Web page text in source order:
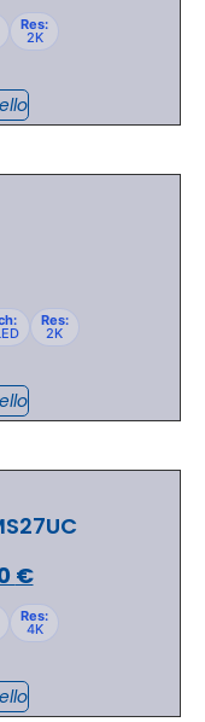
Res:
2K
Res:
2K
€
Res:
4K